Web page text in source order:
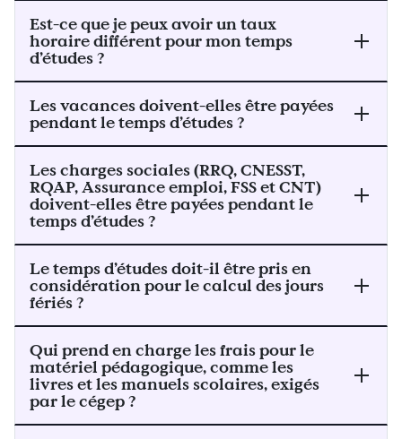
Est-ce que je peux avoir un taux
horaire différent pour mon temps
d’études ?
Les vacances doivent-elles être payées
pendant le temps d’études ?
Les charges sociales (RRQ, CNESST,
RQAP, Assurance emploi, FSS et CNT)
doivent-elles être payées pendant le
temps d’études ?
Le temps d’études doit-il être pris en
considération pour le calcul des jours
fériés ?
Qui prend en charge les frais pour le
matériel pédagogique, comme les
livres et les manuels scolaires, exigés
par le cégep ?